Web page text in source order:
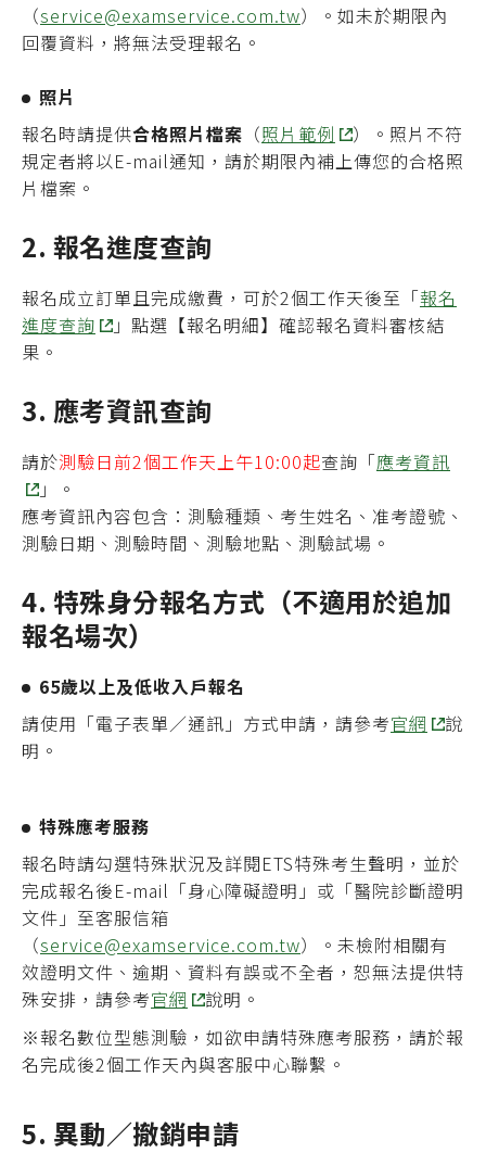
（service@examservice.com.tw）。如未於期限內
回覆資料，將無法受理報名。
照片
報名時請提供合格照片檔案 （照片範例
）。照片不符
規定者將以E-mail通知，請於期限內補上傳您的合格照
片檔案。
2. 報名進度查詢
報名成立訂單且完成繳費，可於2個工作天後至「報名
進度查詢
」點選【報名明細】確認報名資料審核結
果。
3. 應考資訊查詢
請於測驗日前2個工作天上午10:00起查詢「應考資訊
」。
應考資訊內容包含：測驗種類、考生姓名、准考證號、
測驗日期、測驗時間、測驗地點、測驗試場。
4. 特殊身分報名方式（不適用於追加
報名場次）
65歲以上及低收入戶報名
請使用「電子表單／通訊」方式申請，請參考官網
說
明。
特殊應考服務
報名時請勾選特殊狀況及詳閱ETS特殊考生聲明，並於
完成報名後E-mail 「身心障礙證明」或「醫院診斷證明
文件」 至客服信箱
（service@examservice.com.tw）。未檢附相關有
效證明文件、逾期、資料有誤或不全者，恕無法提供特
殊安排，請參考官網
說明。
※報名數位型態測驗，如欲申請特殊應考服務，請於報
名完成後2個工作天內與客服中心聯繫。
5. 異動／撤銷申請